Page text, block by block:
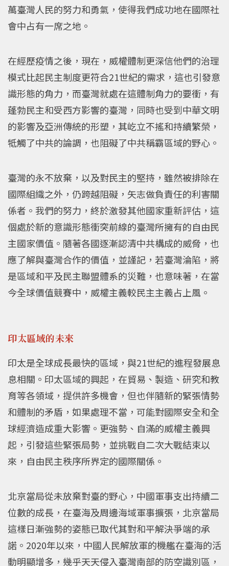
萬臺灣人民的努力和勇氣，使得我們成功地在國際社
會中占有一席之地。
在經歷疫情之後，現在，威權體制更深信他們的治理
模式比起民主制度更符合21世紀的需求，這也引發意
識形態的角力，而臺灣就處在這體制角力的要衝，有
蓬勃民主和受西方影響的臺灣，同時也受到中華文明
的影響及亞洲傳統的形塑，其屹立不搖和持續繁榮，
牴觸了中共的論調，也阻礙了中共稱霸區域的野心。
臺灣的永不放棄，以及對民主的堅持，雖然被排除在
國際組織之外，仍跨越阻礙，矢志做負責任的利害關
係者。我們的努力，終於激發其他國家重新評估，這
個處於新的意識形態衝突前線的臺灣所擁有的自由民
主國家價值。隨著各國逐漸認清中共構成的威脅，也
應了解與臺灣合作的價值，並謹記，若臺灣淪陷，將
是區域和平及民主聯盟體系的災難，也意味著，在當
今全球價值競賽中，威權主義較民主主義占上風。
印太區域的未來
印太是全球成長最快的區域，與21世紀的進程發展息
息相關。印太區域的興起，在貿易、製造、研究和教
育等各領域，提供許多機會，但也伴隨新的緊張情勢
和體制的矛盾，如果處理不當，可能對國際安全和全
球經濟造成重大影響。更強勢、自滿的威權主義興
起，引發這些緊張局勢，並挑戰自二次大戰結束以
來，自由民主秩序所界定的國際關係。
北京當局從未放棄對臺的野心，中國軍事支出持續二
位數的成長，在臺海及周邊海域軍事擴張，北京當局
這樣日漸強勢的姿態已取代其對和平解決爭端的承
諾。2020年以來，中國人民解放軍的機艦在臺海的活
動明顯增多，幾乎天天侵入臺灣南部的防空識別區，